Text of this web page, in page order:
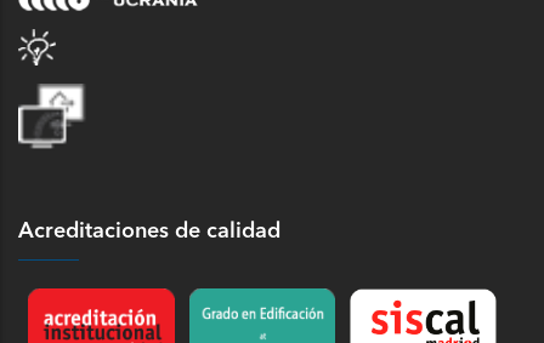
Acreditaciones de calidad